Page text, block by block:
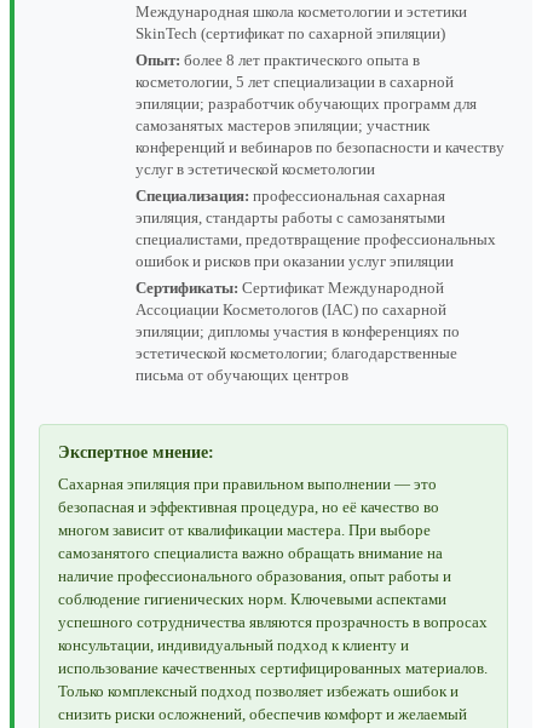
Международная школа косметологии и эстетики
SkinTech (сертификат по сахарной эпиляции)
Опыт: более 8 лет практического опыта в
косметологии, 5 лет специализации в сахарной
эпиляции; разработчик обучающих программ для
самозанятых мастеров эпиляции; участник
конференций и вебинаров по безопасности и качеству
услуг в эстетической косметологии
Специализация: профессиональная сахарная
эпиляция, стандарты работы с самозанятыми
специалистами, предотвращение профессиональных
ошибок и рисков при оказании услуг эпиляции
Сертификаты: Сертификат Международной
Ассоциации Косметологов (IAC) по сахарной
эпиляции; дипломы участия в конференциях по
эстетической косметологии; благодарственные
письма от обучающих центров
Экспертное мнение:
Сахарная эпиляция при правильном выполнении — это
безопасная и эффективная процедура, но её качество во
многом зависит от квалификации мастера. При выборе
самозанятого специалиста важно обращать внимание на
наличие профессионального образования, опыт работы и
соблюдение гигиенических норм. Ключевыми аспектами
успешного сотрудничества являются прозрачность в вопросах
консультации, индивидуальный подход к клиенту и
использование качественных сертифицированных материалов.
Только комплексный подход позволяет избежать ошибок и
снизить риски осложнений, обеспечив комфорт и желаемый